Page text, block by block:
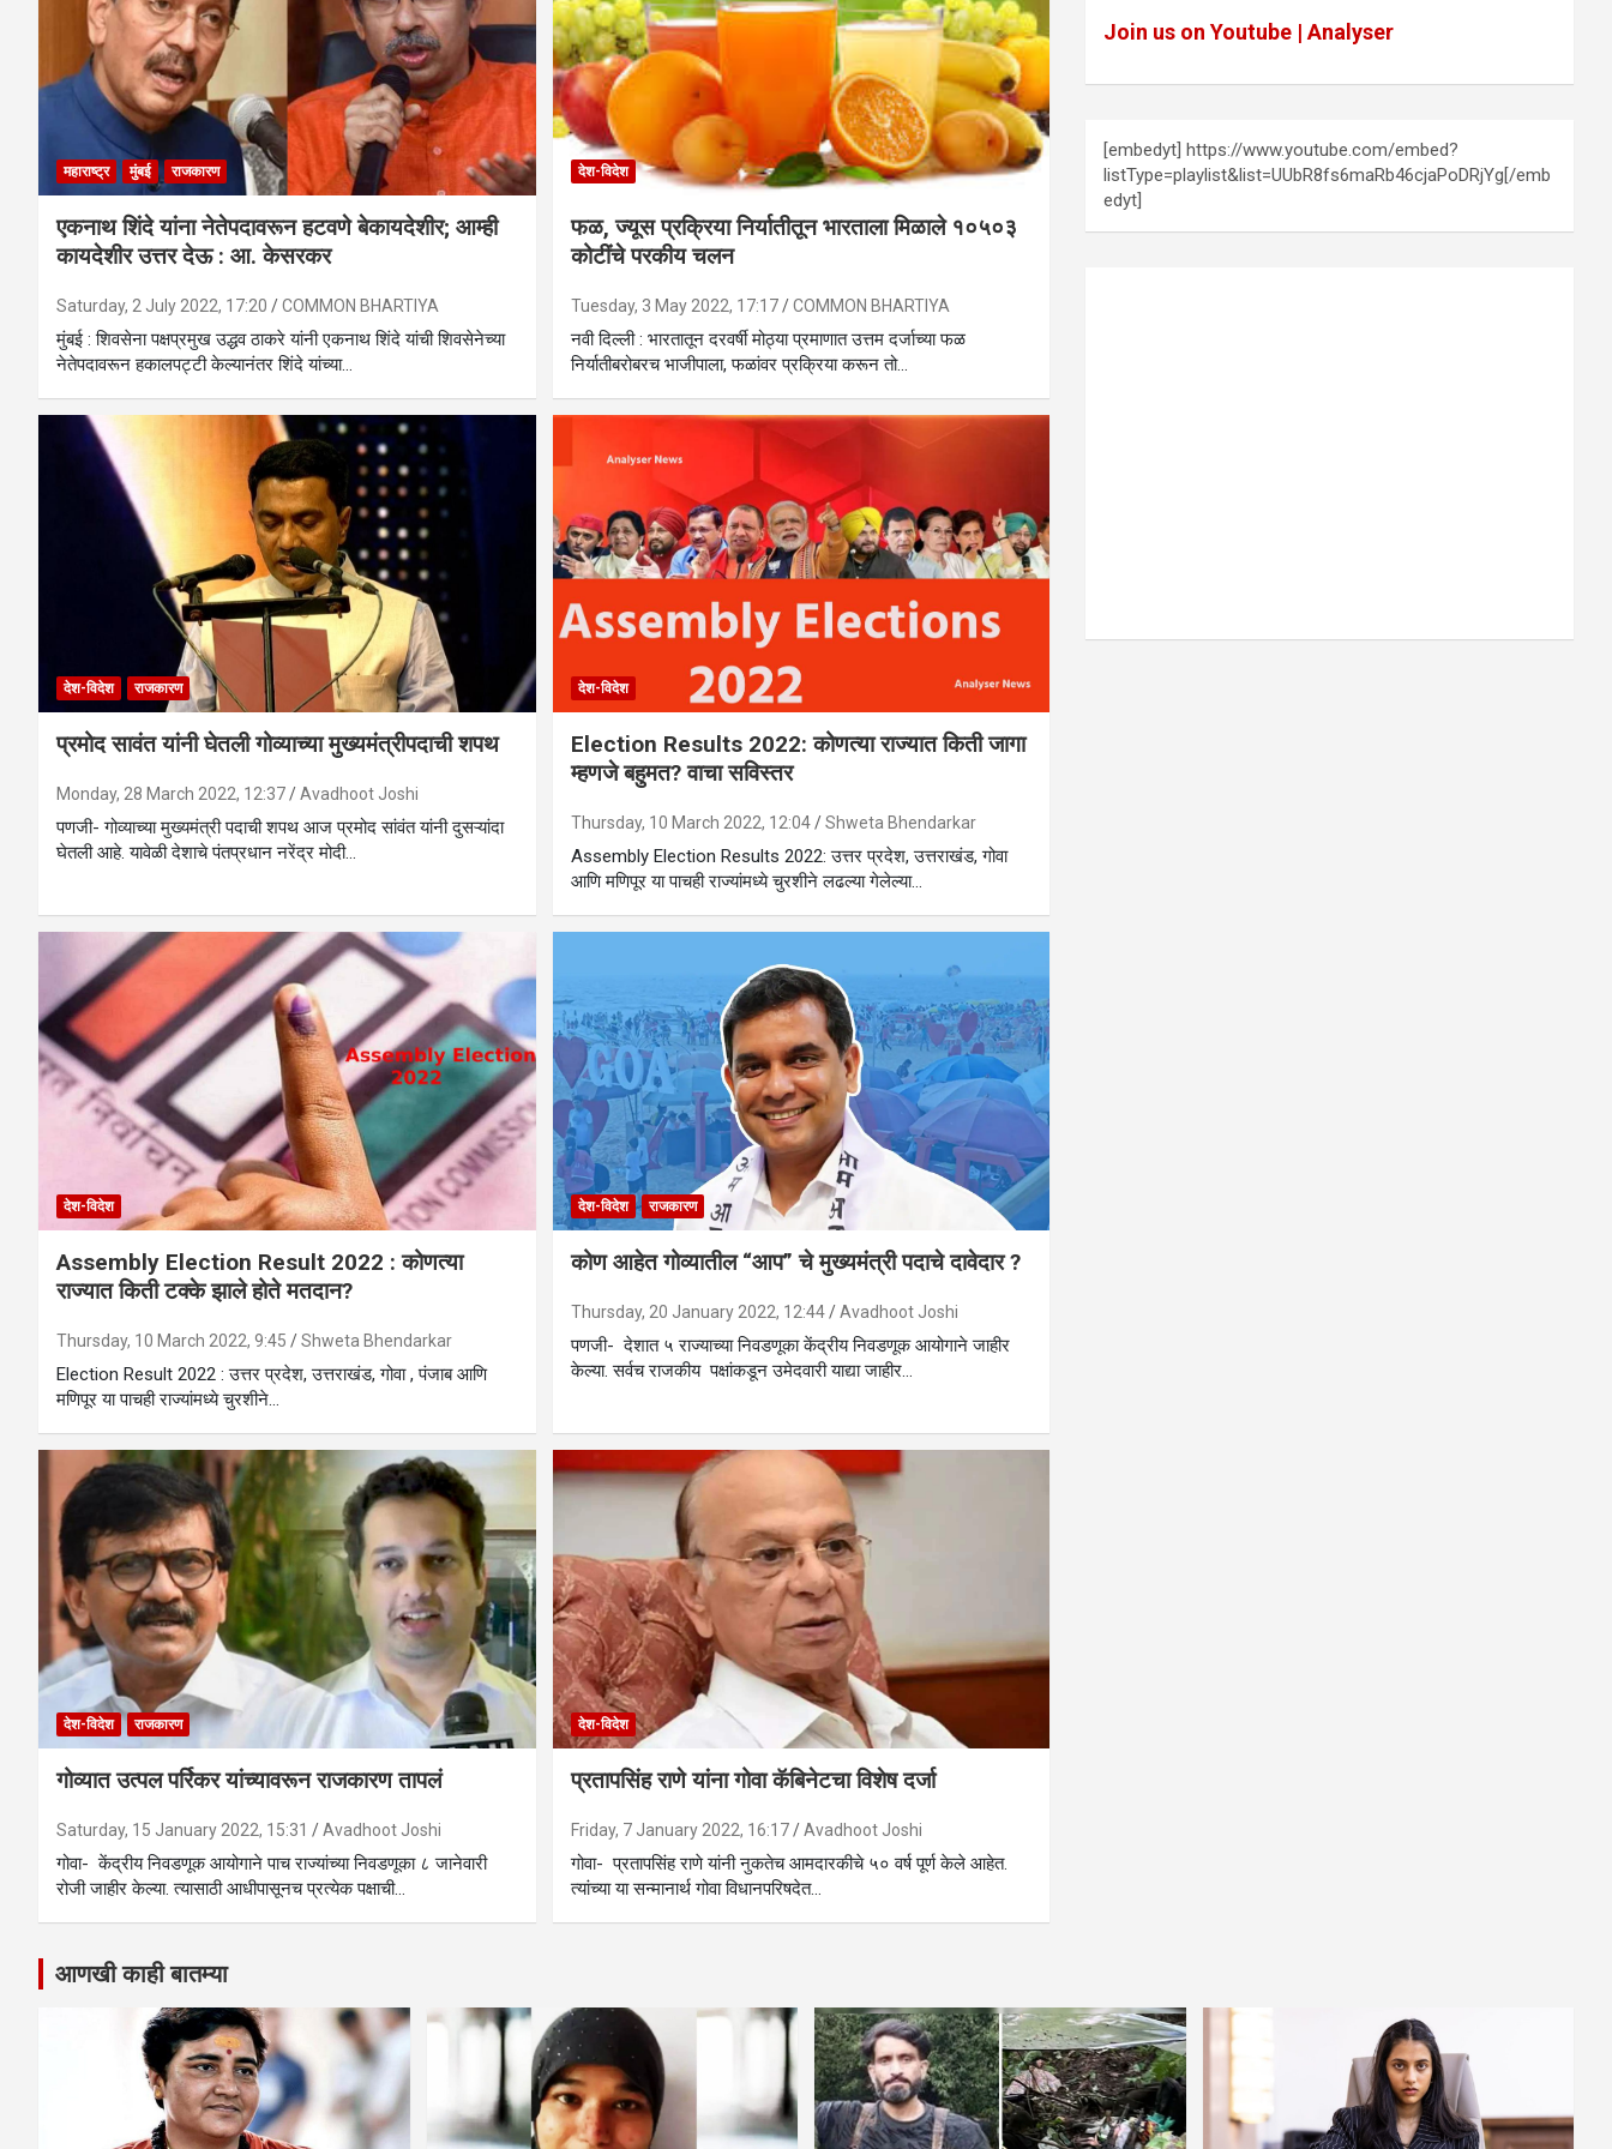
महाराष्ट्र मुंबई राजकारण
एकनाथ शिंदे यांना नेतेपदावरून हटवणे बेकायदेशीर; आम्ही
कायदेशीर उत्तर देऊ : आ. केसरकर
Saturday, 2 July 2022, 17:20 COMMON BHARTIYA
मुंबई : शिवसेना पक्षप्रमुख उद्धव ठाकरे यांनी एकनाथ शिंदे यांची शिवसेनेच्या
नेतेपदावरून हकालपट्टी केल्यानंतर शिंदे यांच्या…
देश-विदेश
फळ, ज्यूस प्रक्रिया निर्यातीतून भारताला मिळाले १०५०३
कोटींचे परकीय चलन
Tuesday, 3 May 2022, 17:17 COMMON BHARTIYA
नवी दिल्ली : भारतातून दरवर्षी मोठ्या प्रमाणात उत्तम दर्जाच्या फळ
निर्यातीबरोबरच भाजीपाला, फळांवर प्रक्रिया करून तो…
देश-विदेश राजकारण
प्रमोद सावंत यांनी घेतली गोव्याच्या मुख्यमंत्रीपदाची शपथ
Monday, 28 March 2022, 12:37 Avadhoot Joshi
पणजी- गोव्याच्या मुख्यमंत्री पदाची शपथ आज प्रमोद सांवंत यांनी दुसऱ्यांदा
घेतली आहे. यावेळी देशाचे पंतप्रधान नरेंद्र मोदी…
देश-विदेश
Election Results 2022: कोणत्या राज्यात किती जागा
म्हणजे बहुमत? वाचा सविस्तर
Thursday, 10 March 2022, 12:04 Shweta Bhendarkar
Assembly Election Results 2022: उत्तर प्रदेश, उत्तराखंड, गोवा
आणि मणिपूर या पाचही राज्यांमध्ये चुरशीने लढल्या गेलेल्या…
देश-विदेश
Assembly Election Result 2022 : कोणत्या
राज्यात किती टक्के झाले होते मतदान?
Thursday, 10 March 2022, 9:45 Shweta Bhendarkar
Election Result 2022 : उत्तर प्रदेश, उत्तराखंड, गोवा , पंजाब आणि
मणिपूर या पाचही राज्यांमध्ये चुरशीने…
देश-विदेश राजकारण
कोण आहेत गोव्यातील “आप” चे मुख्यमंत्री पदाचे दावेदार ?
Thursday, 20 January 2022, 12:44 Avadhoot Joshi
पणजी- देशात ५ राज्याच्या निवडणूका केंद्रीय निवडणूक आयोगाने जाहीर
केल्या. सर्वच राजकीय पक्षांकडून उमेदवारी याद्या जाहीर…
देश-विदेश राजकारण
गोव्यात उत्पल पर्रिकर यांच्यावरून राजकारण तापलं
Saturday, 15 January 2022, 15:31 Avadhoot Joshi
गोवा- केंद्रीय निवडणूक आयोगाने पाच राज्यांच्या निवडणूका ८ जानेवारी
रोजी जाहीर केल्या. त्यासाठी आधीपासूनच प्रत्येक पक्षाची…
देश-विदेश
प्रतापसिंह राणे यांना गोवा कॅबिनेटचा विशेष दर्जा
Friday, 7 January 2022, 16:17 Avadhoot Joshi
गोवा- प्रतापसिंह राणे यांनी नुकतेच आमदारकीचे ५० वर्ष पूर्ण केले आहेत.
त्यांच्या या सन्मानार्थ गोवा विधानपरिषदेत…
Join us on Youtube | Analyser
[embedyt] https://www.youtube.com/embed?
listType=playlist&list=UUbR8fs6maRb46cjaPoDRjYg[/emb
edyt]
आणखी काही बातम्या